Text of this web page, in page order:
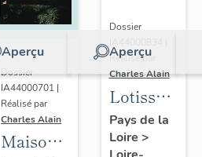
Aperçu
Dossier
IA44000701 |
Réalisé par
Charles Alain
Maison
Aperçu
Dossier
Réalisé par
Charles Alain
concerté
Benoit
Pays de la
Loire >